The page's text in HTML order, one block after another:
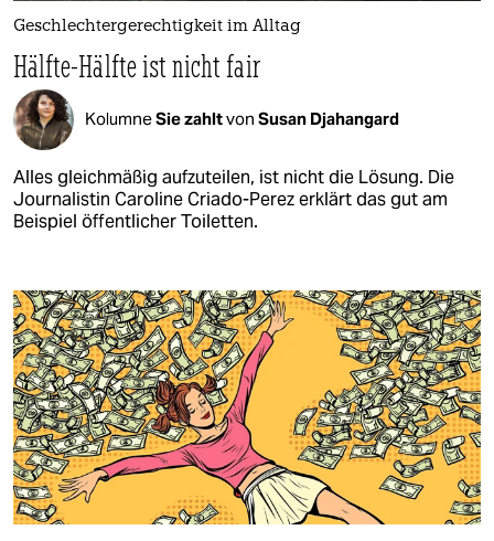
Geschlechtergerechtigkeit im Alltag
Hälfte-Hälfte ist nicht fair
KolumneSie zahltvon Susan Djahangard
Alles gleichmäßig aufzuteilen, ist nicht die Lösung. Die
Journalistin Caroline Criado-Perez erklärt das gut am
Beispiel öffentlicher Toiletten.